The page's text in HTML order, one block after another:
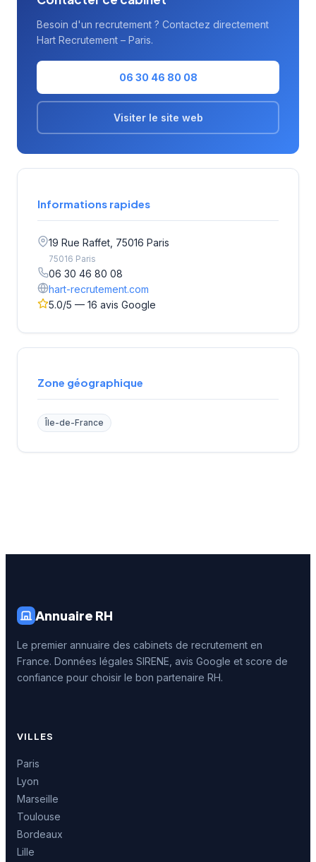
Besoin d'un recrutement ? Contactez directement
Hart Recrutement – Paris.
06 30 46 80 08
Visiter le site web
Informations rapides
19 Rue Raffet, 75016 Paris
75016 Paris
06 30 46 80 08
hart-recrutement.com
5.0/5 — 16 avis Google
Zone géographique
Île-de-France
Annuaire RH
Le premier annuaire des cabinets de recrutement en
France. Données légales SIRENE, avis Google et score de
confiance pour choisir le bon partenaire RH.
VILLES
Paris
Lyon
Marseille
Toulouse
Bordeaux
Lille